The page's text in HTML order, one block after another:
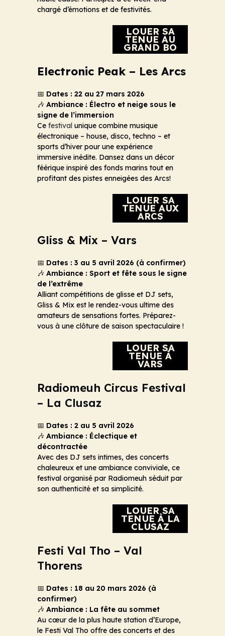
chargé d’émotions et de festivités.
LOUER SA
TENUE AU
GRAND BO
Electronic Peak – Les Arcs
📅 Dates : 22 au 27 mars 2026
🎶 Ambiance : Électro et neige sous le
signe de l’immersion
Ce festival unique combine musique
électronique – house, disco, techno – et
sports d’hiver pour une expérience
immersive inédite. Dansez dans un décor
féérique inspiré des fonds marins tout en
profitant des pistes enneigées des Arcs!
LOUER SA
TENUE AUX
ARCS
Gliss & Mix – Vars
📅 Dates : 3 au 5 avril 2026 (à confirmer)
🎶 Ambiance : Sport et fête sous le signe
de l’extrême
Alliant compétitions de glisse et DJ sets,
Gliss & Mix est le rendez-vous ultime des
amateurs de sensations fortes. Préparez-
vous à une clôture de saison spectaculaire !
LOUER SA
TENUE À
VARS
Radiomeuh Circus Festival
– La Clusaz
📅 Dates : 2 au 5 avril 2026
🎶 Ambiance : Éclectique et
décontractée
Avec des DJ sets intimes, des concerts
chaleureux et une ambiance conviviale, ce
festival organisé par Radiomeuh séduit par
son authenticité et sa simplicité.
LOUER SA
TENUE À LA
CLUSAZ
Festi Val Tho – Val
Thorens
📅 Dates : 18 au 20 mars 2026 (à
confirmer)
🎶 Ambiance : La fête au sommet
Au cœur de la plus haute station d’Europe,
le Festi Val Tho offre des concerts et des